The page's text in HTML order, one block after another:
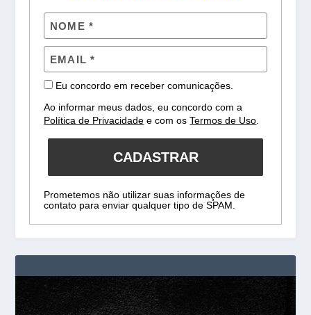
Eu concordo em receber comunicações.
Ao informar meus dados, eu concordo com a
Política de Privacidade e com osTermos de Uso
CADASTRAR
Prometemos não utilizar suas informações de
contato para enviar qualquer tipo de SPAM.